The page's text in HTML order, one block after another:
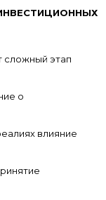
сложный этап
о
влияние